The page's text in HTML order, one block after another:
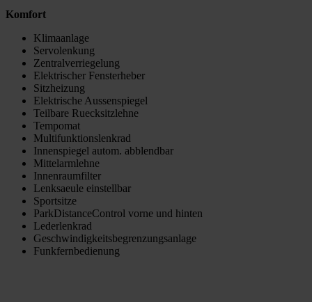
Komfort
Klimaanlage
Servolenkung
Zentralverriegelung
Elektrischer Fensterheber
Sitzheizung
Elektrische Aussenspiegel
Teilbare Ruecksitzlehne
Tempomat
Multifunktionslenkrad
Innenspiegel autom. abblendbar
Mittelarmlehne
Innenraumfilter
Lenksaeule einstellbar
Sportsitze
ParkDistanceControl vorne und hinten
Lederlenkrad
Geschwindigkeitsbegrenzungsanlage
Funkfernbedienung